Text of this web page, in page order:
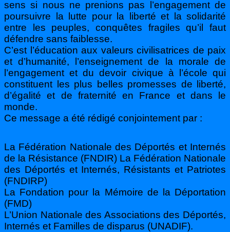
sens si nous ne prenions pas l’engagement de
poursuivre la lutte pour la liberté et la solidarité
entre les peuples, conquêtes fragiles qu’il faut
défendre sans faiblesse.
C’est l’éducation aux valeurs civilisatrices de paix
et d’humanité, l’enseignement de la morale de
l’engagement et du devoir civique à l’école qui
constituent les plus belles promesses de liberté,
d’égalité et de fraternité en France et dans le
monde.
Ce message a été rédigé conjointement par :
La Fédération Nationale des Déportés et Internés
de la Résistance (FNDIR) La Fédération Nationale
des Déportés et Internés, Résistants et Patriotes
(FNDIRP)
La Fondation pour la Mémoire de la Déportation
(FMD)
L’Union Nationale des Associations des Déportés,
Internés et Familles de disparus (UNADIF).